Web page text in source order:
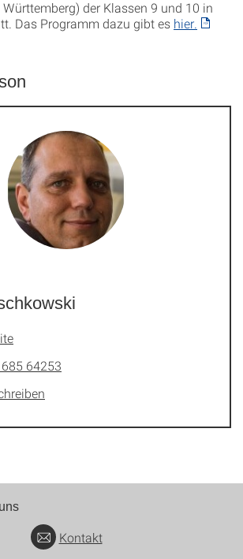
Württemberg) der Klassen 9 und 10 in
Das Programm dazu gibt es hier.
64253
Kontakt